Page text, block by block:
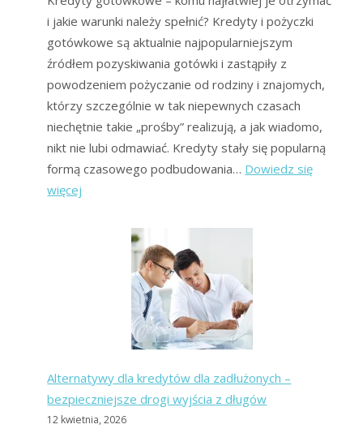
i jakie warunki należy spełnić? Kredyty i pożyczki
gotówkowe są aktualnie najpopularniejszym
źródłem pozyskiwania gotówki i zastąpiły z
powodzeniem pożyczanie od rodziny i znajomych,
którzy szczególnie w tak niepewnych czasach
niechętnie takie „prośby” realizują, a jak wiadomo,
nikt nie lubi odmawiać. Kredyty stały się popularną
formą czasowego podbudowania… Dowiedz się
więcej
gotówkowe
jakie
warunki
należy
Alternatywy dla kredytów dla zadłużonych –
bezpieczniejsze drogi wyjścia z długów
12 kwietnia, 2026